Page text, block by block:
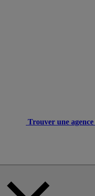
Trouver une agence